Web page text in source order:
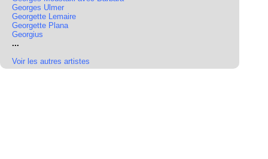
Georges Ulmer
Georgette Lemaire
Georgette Plana
Georgius
...
Voir les autres artistes